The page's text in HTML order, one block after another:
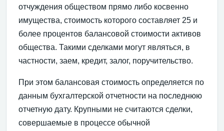
отчуждения обществом прямо либо косвенно
имущества, стоимость которого составляет 25 и
более процентов балансовой стоимости активов
общества. Такими сделками могут являться, в
частности, заем, кредит, залог, поручительство.
При этом балансовая стоимость определяется по
данным бухгалтерской отчетности на последнюю
отчетную дату. Крупными не считаются сделки,
совершаемые в процессе обычной